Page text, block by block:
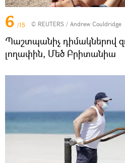
6 /15 © REUTERS / Andrew Couldridge
Պաշտպանիչ դիմակներով
լողափին, Մեծ Բրիտանիա